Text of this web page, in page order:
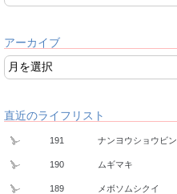
アーカイブ
直近のライフリスト
191 ナンヨウショウビン
190 ムギマキ
189 メボソムシクイ